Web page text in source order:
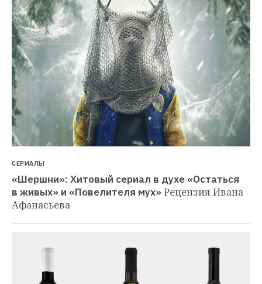
СЕРИАЛЫ
«Шершни»: Хитовый сериал в духе «Остаться
в живых» и «Повелителя мух» Рецензия Ивана
Афанасьева